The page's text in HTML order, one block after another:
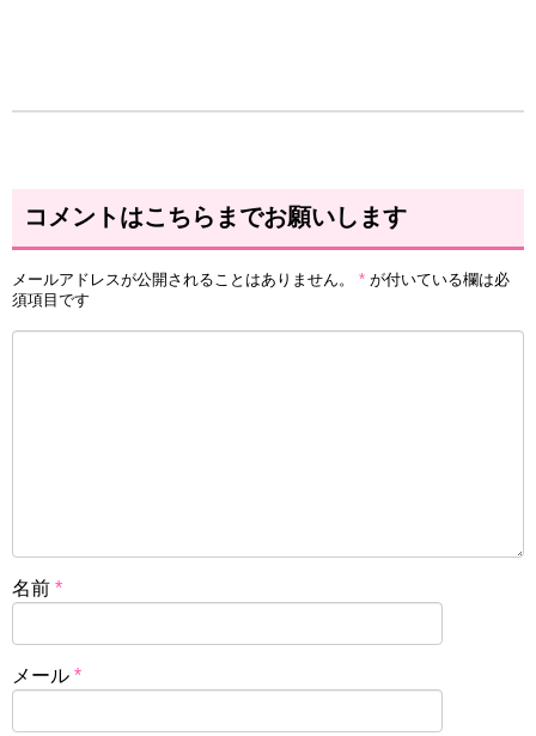
コメントはこちらまでお願いします
メールアドレスが公開されることはありません。 * が付いている欄は必
須項目です
名前 *
メール *